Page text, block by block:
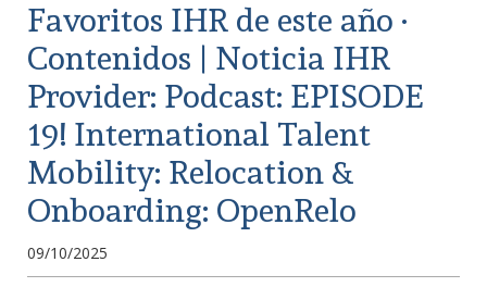
Favoritos IHR de este año ·
Contenidos | Noticia IHR
Provider: Podcast: EPISODE
19! International Talent
Mobility: Relocation &
Onboarding: OpenRelo
09/10/2025